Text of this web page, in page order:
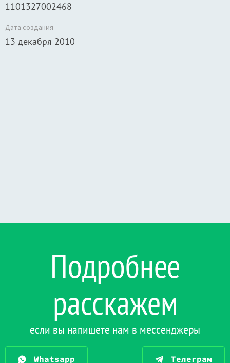
1101327002468
Дата создания
13 декабря 2010
Подробнее
расскажем
если вы напишете нам в мессенджеры
Whatsapp Телеграм